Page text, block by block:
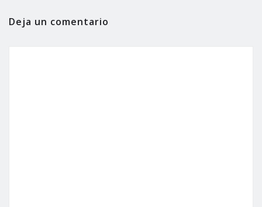
Deja un comentario